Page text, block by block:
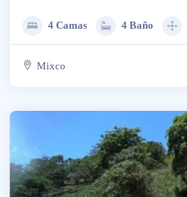
4 Camas 4 Baño
Mixco